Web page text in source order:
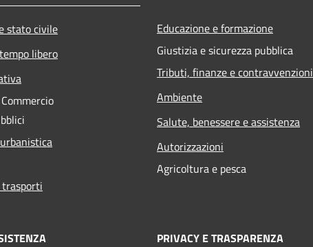
stato civile
libero
Educazione e formazione
Giustizia e sicurezza pubblica
Tributi, finanze e contravvenzioni
Ambiente
Salute, benessere e assistenza
Autorizzazioni
Agricoltura e pesca
PRIVACY E TRASPARENZA